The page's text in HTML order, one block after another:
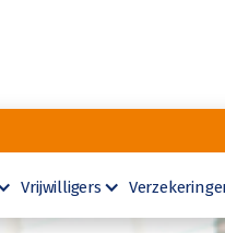
Vrijwilligers